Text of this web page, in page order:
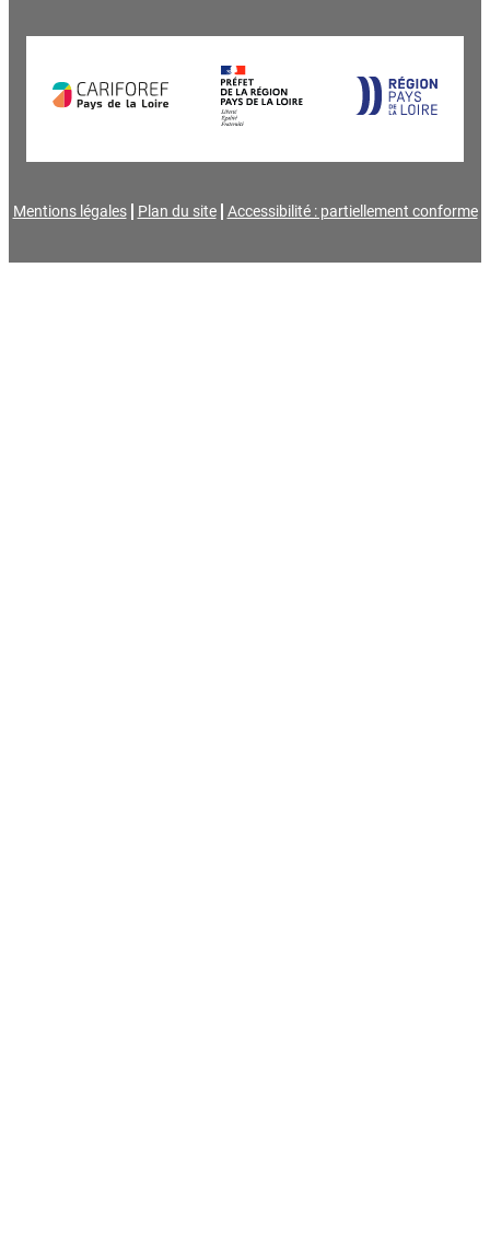
Mentions légales Plan du site Accessibilité : partiellement conforme